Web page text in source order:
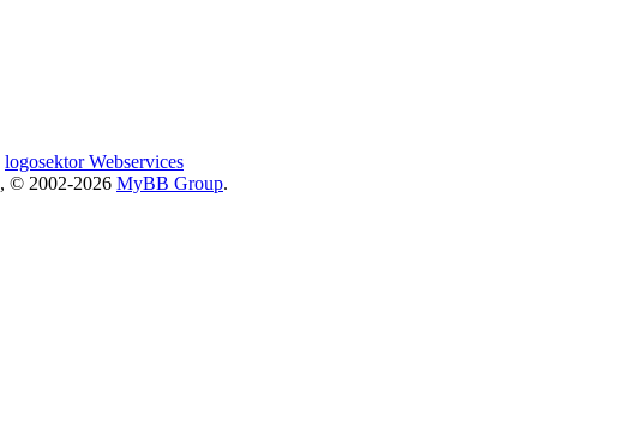
logosektor Webservices
, © 2002-2026 MyBB Group.